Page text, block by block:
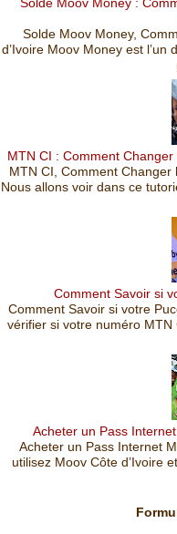
Solde Moov Money,
d’Ivoire Moov Money est
MTN CI : Comment
MTN CI, Comment
Nous allons voir dans ce
Comment Savoir si
Comment Savoir si votre
vérifier si votre numéro MTN
Acheter un Pass
Acheter un Pass Internet
utilisez Moov Côte d’Ivoire